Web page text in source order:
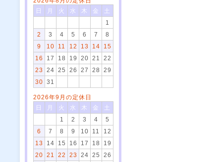
日
月 火 水 木 金
土
1
2
3 4 5 6 7
8
9
10 11 12 13 14
15
16
17 18 19 20 21
22
23
24 25 26 27 28
29
30
31
2026年9月の定休日
日
月 火 水 木 金
土
1
2 3 4
5
6
7 8 9 10 11
12
13
14 15 16 17 18
19
20
21 22 23 24 25
26